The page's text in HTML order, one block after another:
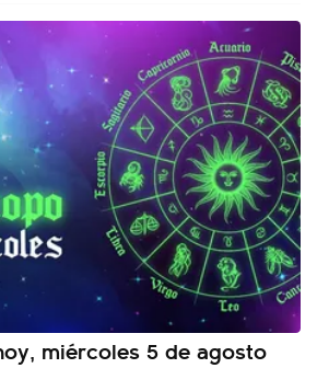
miércoles 5 de agosto